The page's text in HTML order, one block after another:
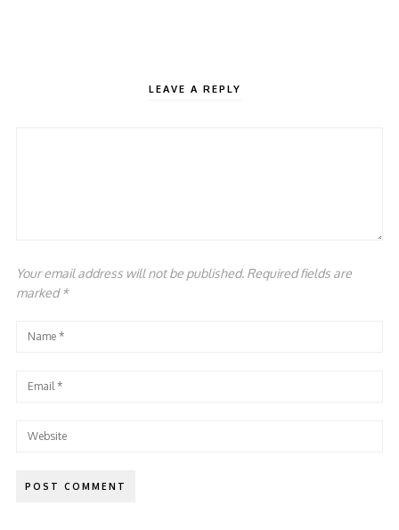
LEAVE A REPLY
Your email address will not be published. Required fields are
marked*